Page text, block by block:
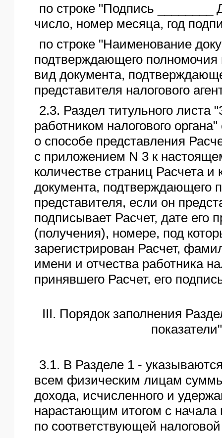
по строке "Подпись ________
число, номер месяца, год
по строке "Наименование
подтверждающего полномочия
вид документа,
представителя налогового
2.3. Раздел титульного листа
работником налогового
о способе представления
с приложением N 3 к
количестве страниц Расчета и
документа, подтверждающего
представителя, если он
подписывает Расчет, дате его
(получения), номере, под
зарегистрирован Расчет,
имени и отчества работника
принявшего Расчет, его
III. Порядок заполнения
показатели"
3.1. В Разделе 1 -
всем физическим лицам
дохода, исчисленного и
нарастающим итогом с начала
по соответствующей